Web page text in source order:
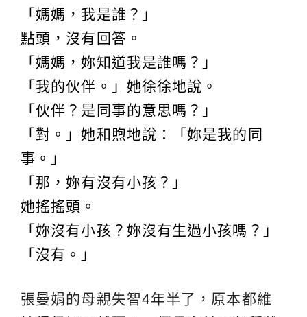
「媽媽，我是誰？」
點頭，沒有回答。
「媽媽，妳知道我是誰嗎？」
「我的伙伴。」她徐徐地說。
「伙伴？是同事的意思嗎？」
「對。」她和煦地說：「妳是我的同
事。」
「那，妳有沒有小孩？」
她搖搖頭。
「妳沒有小孩？妳沒有生過小孩嗎？」
「沒有。」
張曼娟的母親失智4年半了，原本都維